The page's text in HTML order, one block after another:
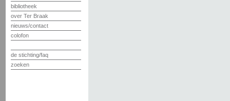
bibliotheek
over Ter Braak
nieuws/contact
colofon
de stichting/faq
zoeken